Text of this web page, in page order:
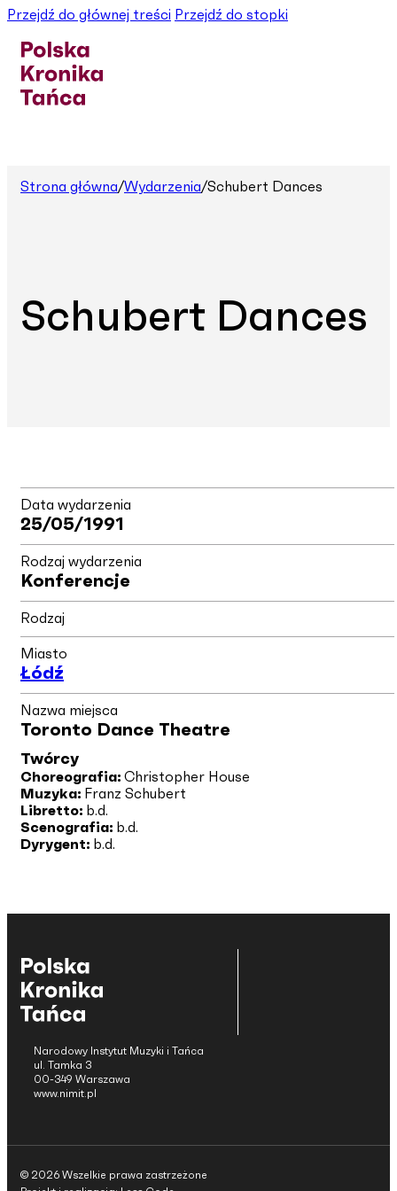
Przejdź do głównej treści Przejdź do stopki
Strona główna/Wydarzenia/Schubert Dances
Schubert Dances
Data wydarzenia
25/05/1991
Rodzaj wydarzenia
Konferencje
Rodzaj
Miasto
Łódź
Nazwa miejsca
Toronto Dance Theatre
Twórcy
Choreografia: Christopher House
Muzyka: Franz Schubert
Libretto: b.d.
Scenografia: b.d.
Dyrygent: b.d.
Narodowy Instytut Muzyki i Tańca
ul. Tamka 3
00-349 Warszawa
www.nimit.pl
© 2026 Wszelkie prawa zastrzeżone